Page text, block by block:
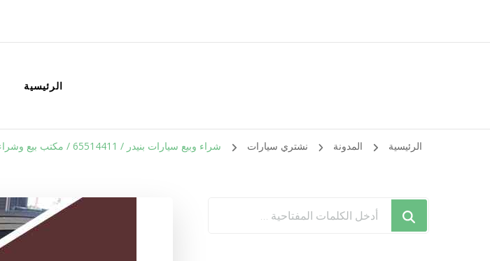
الرئيسية
الرئيسية المدونة نشتري سيارات شراء وبيع سيارات بنيدر / 65514411 / مكتب بيع وشراء السيارات
تبحث